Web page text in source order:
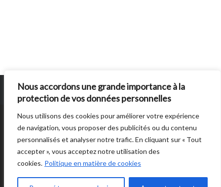
Nous accordons une grande importance à la
protection de vos données personnelles
Nous utilisons des cookies pour améliorer votre expérience
de navigation, vous proposer des publicités ou du contenu
personnalisés et analyser notre trafic. En cliquant sur « Tout
accepter », vous acceptez notre utilisation des
cookies. Politique en matière de cookies
SUN BURNS OUTEST UN SITE ÉDITE PARAUTRES DIRECTIONS. © 2014 -
2026 -POLITIQUE DE CONFIDENTIALITÉ